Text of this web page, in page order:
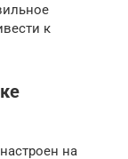
к
на